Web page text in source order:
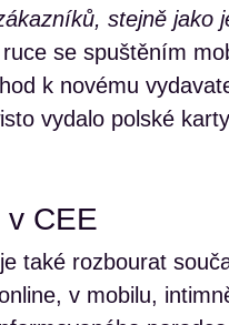
stejně jako
se spuštěním
k novému
vydalo polské
v CEE
také rozbourat
v mobilu,